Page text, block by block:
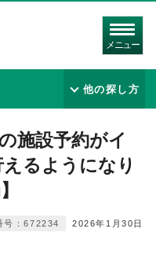
メニュー
他の探し方
施設予約がイ
るようになり
2026年1月30日
号：672234